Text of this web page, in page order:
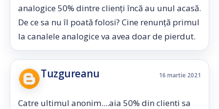
analogice 50% dintre clienți încă au unul acasă.
De ce sa nu îl poată folosi? Cine renunță primul
la canalele analogice va avea doar de pierdut.
Tuzgureanu 16 martie 2021
Catre ultimul anonim....aia 50% din clienti sa